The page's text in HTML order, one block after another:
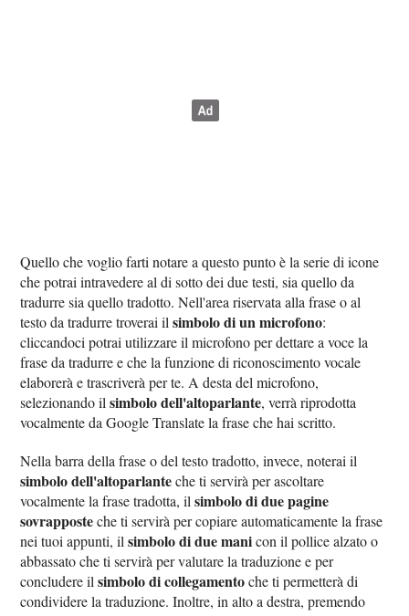
Quello che voglio farti notare a questo punto è la serie di icone
che potrai intravedere al di sotto dei due testi, sia quello da
tradurre sia quello tradotto. Nell'area riservata alla frase o al
testo da tradurre troverai ilsimbolo di un microfono:
cliccandoci potrai utilizzare il microfono per dettare a voce la
frase da tradurre e che la funzione di riconoscimento vocale
elaborerà e trascriverà per te. A desta del microfono,
selezionando ilsimbolo dell'altoparlante, verrà riprodotta
vocalmente da Google Translate la frase che hai scritto.
Nella barra della frase o del testo tradotto, invece, noterai il
simbolo dell'altoparlanteche ti servirà per ascoltare
vocalmente la frase tradotta, ilsimbolo di due pagine
sovrapposteche ti servirà per copiare automaticamente la frase
nei tuoi appunti, ilsimbolo di due manicon il pollice alzato o
abbassato che ti servirà per valutare la traduzione e per
concludere ilsimbolo di collegamentoche ti permetterà di
condividere la traduzione. Inoltre, in alto a destra, premendo